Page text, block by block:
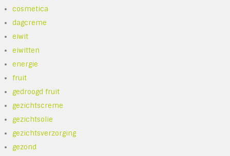
cosmetica
dagcreme
eiwit
eiwitten
energie
fruit
gedroogd fruit
gezichtscreme
gezichtsolie
gezichtsverzorging
gezond